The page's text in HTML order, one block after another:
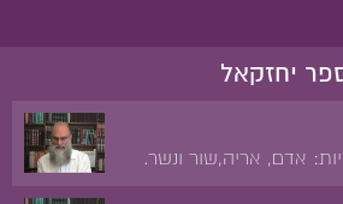
יחזקאל
אדם, אריה,שור ונשר.